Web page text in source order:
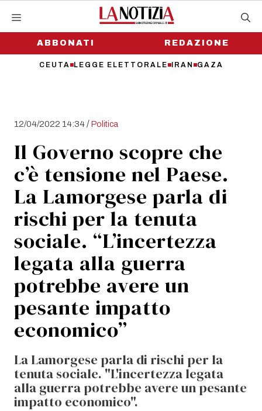
contenutoABBONATI
CEUTA LEGGE ELETTORALE IRAN GAZA
REDAZIONE
12/04/2022 14:34/Politica
Il Governo scopre che
c’è tensione nel Paese.
La Lamorgese parla di
rischi per la tenuta
sociale. “L’incertezza
legata alla guerra
potrebbe avere un
pesante impatto
economico”
La Lamorgese parla di rischi per la
tenuta sociale. "L'incertezza legata
alla guerra potrebbe avere un pesante
impatto economico".